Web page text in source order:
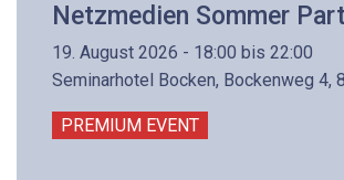
Netzmedien Sommer
19. August 2026 - 18:00 bis 22:00
Seminarhotel Bocken, Bockenweg 4,
PREMIUM EVENT